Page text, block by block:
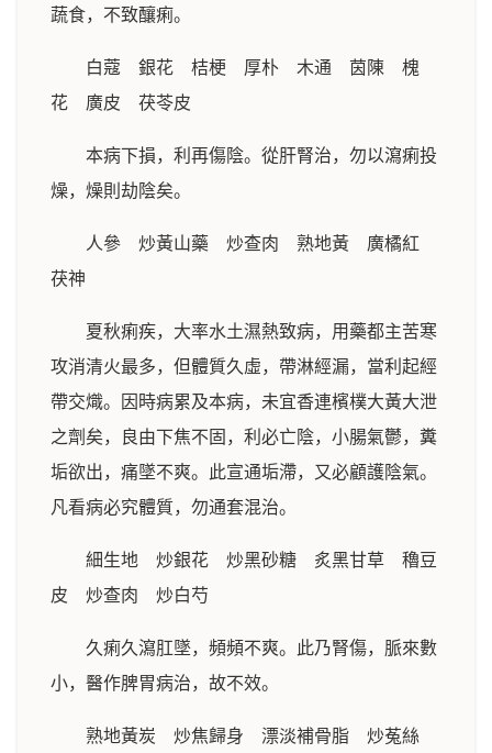
蔬食，不致釀痢。
白蔻 銀花 桔梗 厚朴 木通 茵陳 槐
花 廣皮 茯苓皮
本病下損，利再傷陰。從肝腎治，勿以瀉痢投
燥，燥則劫陰矣。
人參 炒黃山藥 炒查肉 熟地黃 廣橘紅
茯神
夏秋痢疾，大率水土濕熱致病，用藥都主苦寒
攻消清火最多，但體質久虛，帶淋經漏，當利起經
帶交熾。因時病累及本病，未宜香連檳樸大黃大泄
之劑矣，良由下焦不固，利必亡陰，小腸氣鬱，糞
垢欲出，痛墜不爽。此宣通垢滯，又必顧護陰氣。
凡看病必究體質，勿通套混治。
細生地 炒銀花 炒黑砂糖 炙黑甘草 穭豆
皮 炒查肉 炒白芍
久痢久瀉肛墜，頻頻不爽。此乃腎傷，脈來數
小，醫作脾胃病治，故不效。
熟地黃炭 炒焦歸身 漂淡補骨脂 炒菟絲